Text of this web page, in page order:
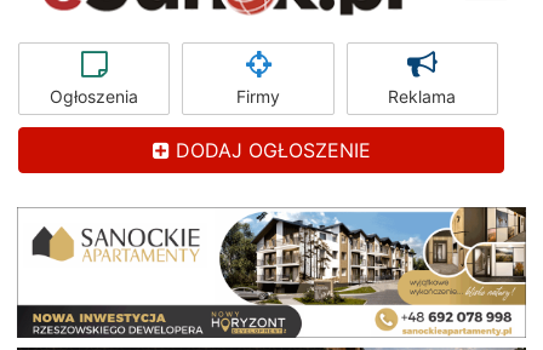
Ogłoszenia Firmy Reklama
DODAJ OGŁOSZENIE